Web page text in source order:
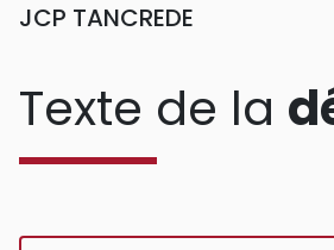
JCP TANCREDE
Texte de la